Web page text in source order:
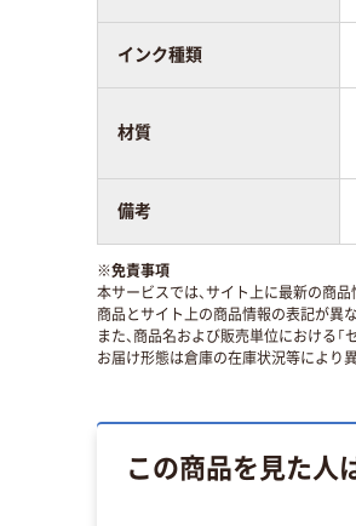
インク種類
材質
備考
※免責事項
本サービスでは、サイト上に最新の商品
商品とサイト上の商品情報の表記が異
また、商品名および販売単位における「
お届け形態は倉庫の在庫状況等により
この商品を見た人